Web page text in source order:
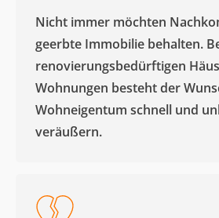
Nicht immer möchten
geerbte Immobilie behalten.
renovierungsbedürftigen
Wohnungen besteht der
Wohneigentum schnell und
veräußern. ​